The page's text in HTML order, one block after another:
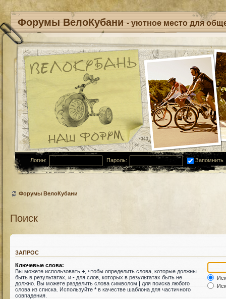
Форумы ВелоКубани - уютное место для
Логин: Пароль: Запомнить
Форумы ВелоКубани
Поиск
ЗАПРОС
Ключевые слова:
Вы можете использовать + , чтобы определить слова, которые должны
быть в результатах, и - для слов, которых в результатах быть не
должно. Вы можете разделить слова символом | для поиска любого
слова из списка. Используйте *в качестве шаблона для частичного
совпадения.